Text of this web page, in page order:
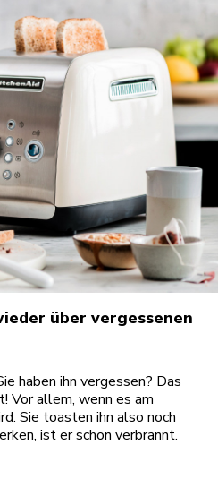
über vergessenen
haben ihn vergessen? Das
Vor allem, wenn es am
Sie toasten ihn also noch
ist er schon verbrannt.